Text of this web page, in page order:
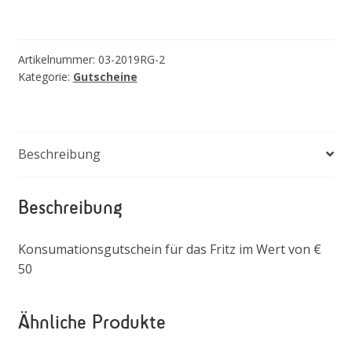
Artikelnummer: 03-2019RG-2
Kategorie: Gutscheine
Beschreibung
Beschreibung
Konsumationsgutschein für das Fritz im Wert von €
50
Ähnliche Produkte